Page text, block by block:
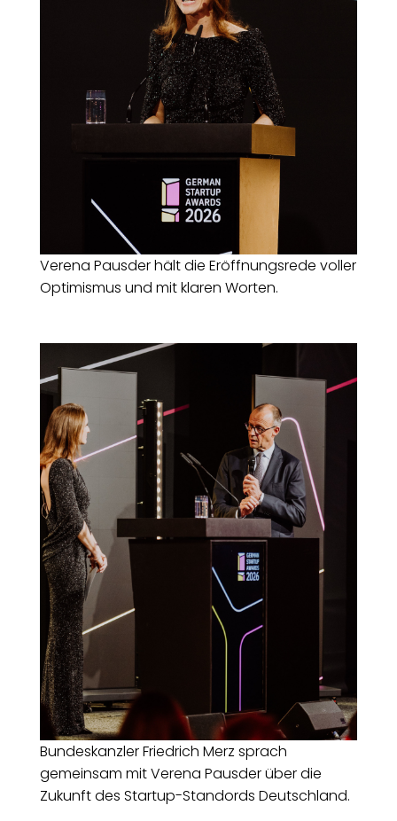
Verena Pausder hält die Eröffnungsrede voller
Optimismus und mit klaren Worten.
Bundeskanzler Friedrich Merz sprach
gemeinsam mit Verena Pausder über die
Zukunft des Startup-Standords Deutschland.